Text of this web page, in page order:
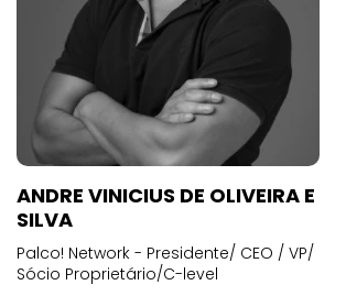
ANDRE VINICIUS DE OLIVEIRA E
SILVA
Palco! Network - Presidente/ CEO / VP/
Sócio Proprietário/C-level